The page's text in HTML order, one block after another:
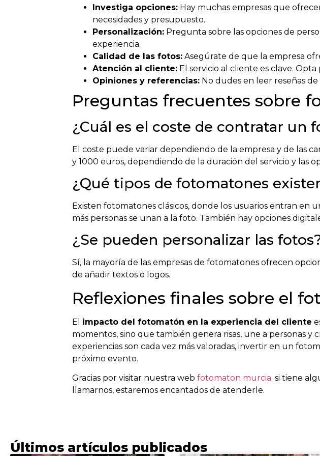
Investiga opciones: Hay muchas empresas que
necesidades y presupuesto.
Personalización: Pregunta sobre las opciones de
experiencia.
Calidad de las fotos: Asegúrate de que la empresa
Atención al cliente: El servicio al cliente es clave.
Opiniones y referencias: No dudes en leer reseñas
Preguntas frecuentes sobre
¿Cuál es el coste de contratar un
El coste puede variar dependiendo de la empresa y de las
y 1000 euros, dependiendo de la duración del servicio y las
¿Qué tipos de fotomatones
Existen fotomatones clásicos, donde los usuarios entran en
más personas se unan a la foto. También hay opciones
¿Se pueden personalizar las
Sí, la mayoría de las empresas de fotomatones ofrecen
de añadir textos o logos.
Reflexiones finales sobre el
El impacto del fotomatón en la experiencia del cliente
momentos, sino que también genera risas, une a personas
experiencias son cada vez más valoradas, invertir en un
próximo evento.
Gracias por visitar nuestra web fotomaton murcia. si tiene
llamarnos, estaremos encantados de atenderle.
Últimos artículos publicados